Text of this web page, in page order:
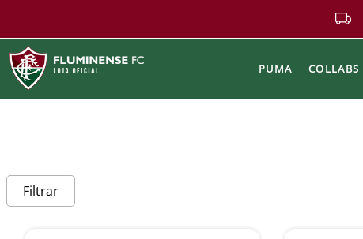
PUMA COLLABS
Filtrar